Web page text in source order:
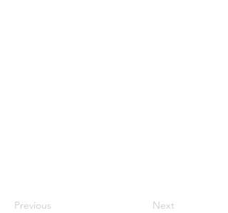
Previous Next